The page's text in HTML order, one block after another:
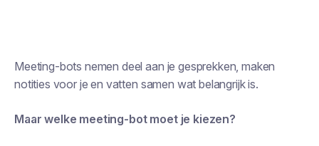
Meeting-bots nemen deel aan je gesprekken, maken
notities voor je en vatten samen wat belangrijk is.
Maar welke meeting-bot moet je kiezen?